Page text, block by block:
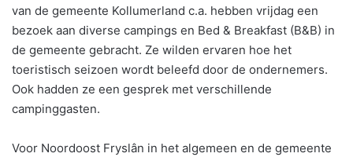
van de gemeente Kollumerland c.a. hebben vrijdag een
bezoek aan diverse campings en Bed & Breakfast (B&B) in
de gemeente gebracht. Ze wilden ervaren hoe het
toeristisch seizoen wordt beleefd door de ondernemers.
Ook hadden ze een gesprek met verschillende
campinggasten.
Voor Noordoost Fryslân in het algemeen en de gemeente